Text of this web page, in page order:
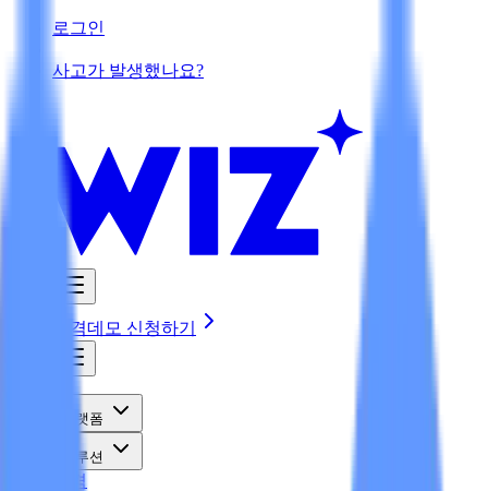
로그인
사고가 발생했나요?
가격데모 신청하기
플랫폼
솔루션
가격